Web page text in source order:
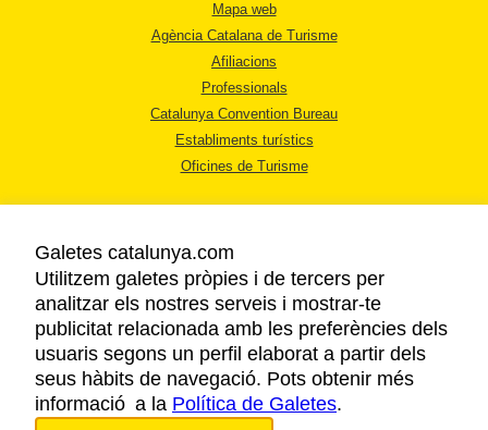
Mapa web
Agència Catalana de Turisme
Afiliacions
Professionals
Catalunya Convention Bureau
Establiments turístics
Oficines de Turisme
AVÍS LEGAL
POLÍTICA DE PRIVACITAT
COOKIES
ACCESSIBILITAT
Galetes catalunya.com
Utilitzem galetes pròpies i de tercers per
analitzar els nostres serveis i mostrar-te
publicitat relacionada amb les preferències dels
usuaris segons un perfil elaborat a partir dels
seus hàbits de navegació. Pots obtenir més
informació a la Política de Galetes.